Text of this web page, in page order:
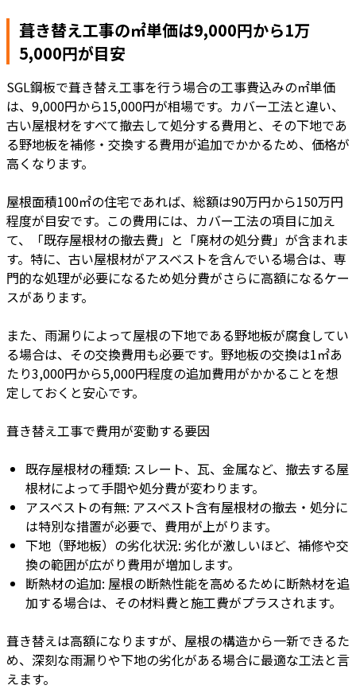
葺き替え工事の㎡単価は9,000円から1万
5,000円が目安
SGL鋼板で葺き替え工事を行う場合の工事費込みの㎡単価
は、9,000円から15,000円が相場です。カバー工法と違い、
古い屋根材をすべて撤去して処分する費用と、その下地であ
る野地板を補修・交換する費用が追加でかかるため、価格が
高くなります。
屋根面積100㎡の住宅であれば、総額は90万円から150万円
程度が目安です。この費用には、カバー工法の項目に加え
て、「既存屋根材の撤去費」と「廃材の処分費」が含まれま
す。特に、古い屋根材がアスベストを含んでいる場合は、専
門的な処理が必要になるため処分費がさらに高額になるケー
スがあります。
また、雨漏りによって屋根の下地である野地板が腐食してい
る場合は、その交換費用も必要です。野地板の交換は1㎡あ
たり3,000円から5,000円程度の追加費用がかかることを想
定しておくと安心です。
葺き替え工事で費用が変動する要因
既存屋根材の種類: スレート、瓦、金属など、撤去する屋
根材によって手間や処分費が変わります。
アスベストの有無: アスベスト含有屋根材の撤去・処分に
は特別な措置が必要で、費用が上がります。
下地（野地板）の劣化状況: 劣化が激しいほど、補修や交
換の範囲が広がり費用が増加します。
断熱材の追加: 屋根の断熱性能を高めるために断熱材を追
加する場合は、その材料費と施工費がプラスされます。
葺き替えは高額になりますが、屋根の構造から一新できるた
め、深刻な雨漏りや下地の劣化がある場合に最適な工法と言
えます。